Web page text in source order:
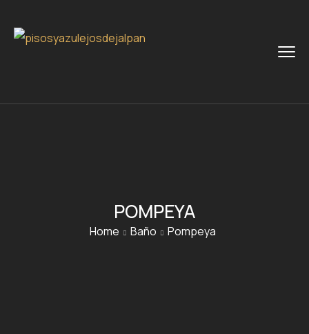
POMPEYA
Home Baño Pompeya